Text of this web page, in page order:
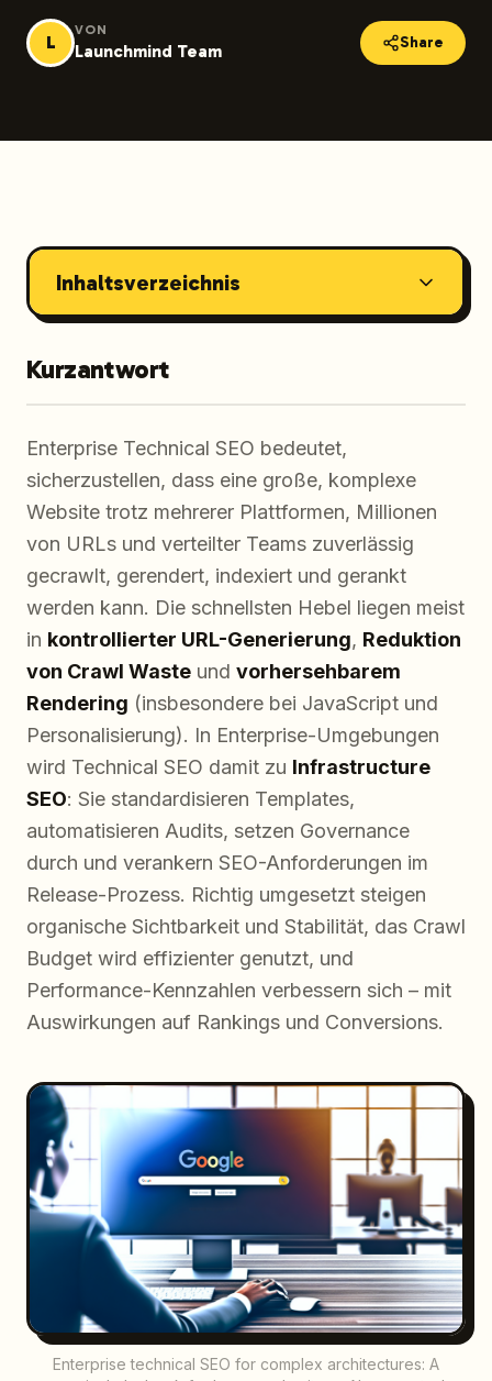
L
VON
Launchmind Team Share
Inhaltsverzeichnis
Kurzantwort
Enterprise Technical SEO bedeutet,
sicherzustellen, dass eine große, komplexe
Website trotz mehrerer Plattformen, Millionen
von URLs und verteilter Teams zuverlässig
gecrawlt, gerendert, indexiert und gerankt
werden kann. Die schnellsten Hebel liegen meist
in kontrollierter URL-Generierung, Reduktion
von Crawl Waste und vorhersehbarem
Rendering (insbesondere bei JavaScript und
Personalisierung). In Enterprise-Umgebungen
wird Technical SEO damit zu Infrastructure
SEO: Sie standardisieren Templates,
automatisieren Audits, setzen Governance
durch und verankern SEO-Anforderungen im
Release-Prozess. Richtig umgesetzt steigen
organische Sichtbarkeit und Stabilität, das Crawl
Budget wird effizienter genutzt, und
Performance-Kennzahlen verbessern sich – mit
Auswirkungen auf Rankings und Conversions.
Enterprise technical SEO for complex architectures: A